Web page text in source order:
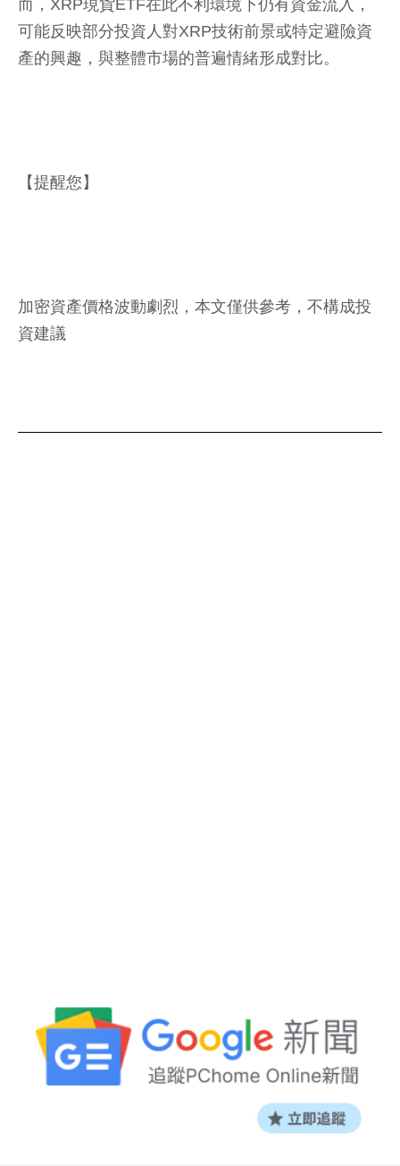
而，XRP現貨ETF在此不利環境下仍有資金流入，
可能反映部分投資人對XRP技術前景或特定避險資
產的興趣，與整體市場的普遍情緒形成對比。
【提醒您】
加密資產價格波動劇烈，本文僅供參考，不構成投
資建議